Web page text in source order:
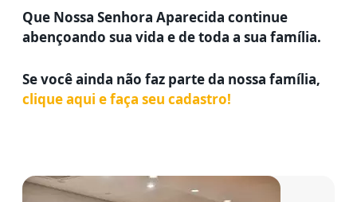
Que Nossa Senhora Aparecida continue
abençoando sua vida e de toda a sua família.
Se você ainda não faz parte da nossa família,
clique aqui e faça seu cadastro!